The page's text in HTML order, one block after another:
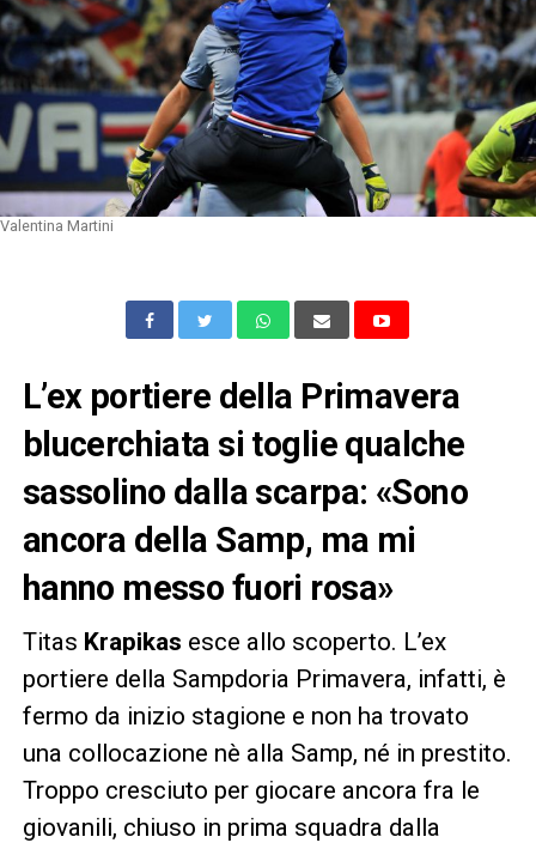
Valentina Martini
L’ex portiere della Primavera
blucerchiata si toglie qualche
sassolino dalla scarpa: «Sono
ancora della Samp, ma mi
hanno messo fuori rosa»
Titas Krapikas esce allo scoperto. L’ex
portiere della Sampdoria Primavera, infatti, è
fermo da inizio stagione e non ha trovato
una collocazione nè alla Samp, né in prestito.
Troppo cresciuto per giocare ancora fra le
giovanili, chiuso in prima squadra dalla